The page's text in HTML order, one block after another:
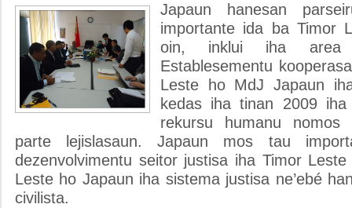
Japaun hanesan
importante ida ba Timor
oin, inklui iha area
Establesementu
Leste ho MdJ Japaun
kedas iha tinan 2009 iha
rekursu humanu
parte lejislasaun. Japaun mos tau
dezenvolvimentu seitor justisa iha Timor
Leste ho Japaun iha sistema justisa ne’ebé
civilista.